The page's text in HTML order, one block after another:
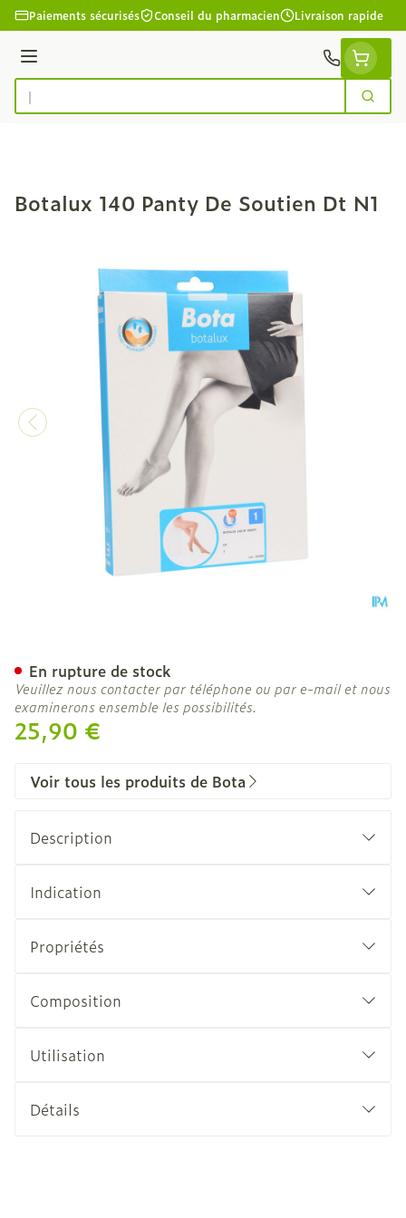
Aller au contenu
Paiements sécurisés Conseil du pharmacien Livraison rapide
Menu
Rechercher
Botalux 140 Panty De Soutien Dt N1
25,90 €
En rupture de stock
Veuillez nous contacter par téléphone ou par e-mail et nous
examinerons ensemble les possibilités.
Voir tous les produits de Bota
Description
Indication
Propriétés
Composition
Utilisation
Détails